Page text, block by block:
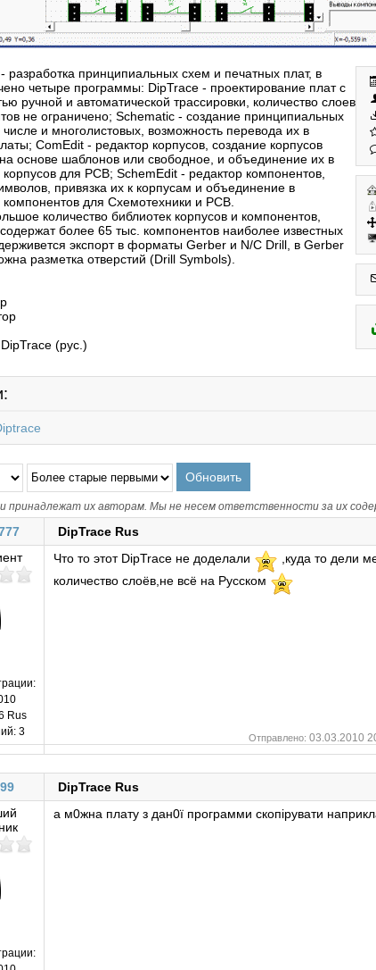
- разработка принципиальных схем и печатных плат, в
четыре программы: DipTrace - проектирование плат с
ручной и автоматической трассировки, количество слоев
не ограничено; Schematic - создание принципиальных
и многолистовых, возможность перевода их в
ComEdit - редактор корпусов, создание корпусов
основе шаблонов или свободное, и объединение их в
корпусов для PCB; SchemEdit - редактор компонентов,
привязка их к корпусам и объединение в
компонентов для Схемотехники и PCB.
количество библиотек корпусов и компонентов,
более 65 тыс. компонентов наиболее известных
экспорт в форматы Gerber и N/C Drill, в Gerber
разметка отверстий (Drill Symbols).
(рус.)
принадлежат их авторам. Мы не несем ответственности за их
DipTrace Rus
Rus
3
Что то этот DipTrace не доделали
,куда то дели
количество слоёв,не всё на Русском
Отправлено: 03.03.2010
DipTrace Rus
а м0жна плату з дан0ї программи скопірувати